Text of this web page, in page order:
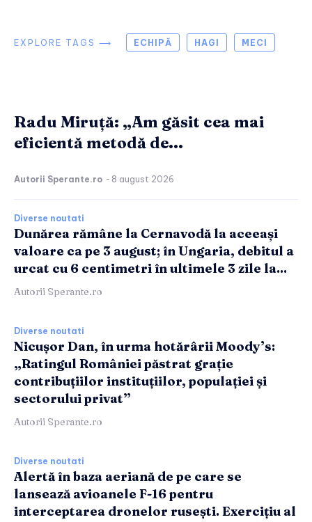
EXPLORE TAGS ⟶ ECHIPĂ HAGI MECI
Radu Miruță: „Am găsit cea mai
eficientă metodă de...
Autorii Sperante.ro - 8 august 2026
Diverse noutati
Dunărea rămâne la Cernavodă la aceeași
valoare ca pe 3 august; în Ungaria, debitul a
urcat cu 6 centimetri în ultimele 3 zile la...
Autorii Sperante.ro
Diverse noutati
Nicușor Dan, în urma hotărârii Moody’s:
„Ratingul României păstrat grație
contribuțiilor instituțiilor, populației și
sectorului privat”
Autorii Sperante.ro
Diverse noutati
Alertă în baza aeriană de pe care se
lansează avioanele F-16 pentru
interceptarea dronelor rusești. Exercițiu al